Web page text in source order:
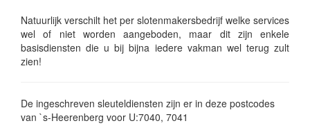
Natuurlijk verschilt het per slotenmakersbedrijf welke services
wel of niet worden aangeboden, maar dit zijn enkele
basisdiensten die u bij bijna iedere vakman wel terug zult
zien!
De ingeschreven sleuteldiensten zijn er in deze postcodes
van `s-Heerenberg voor U:7040, 7041